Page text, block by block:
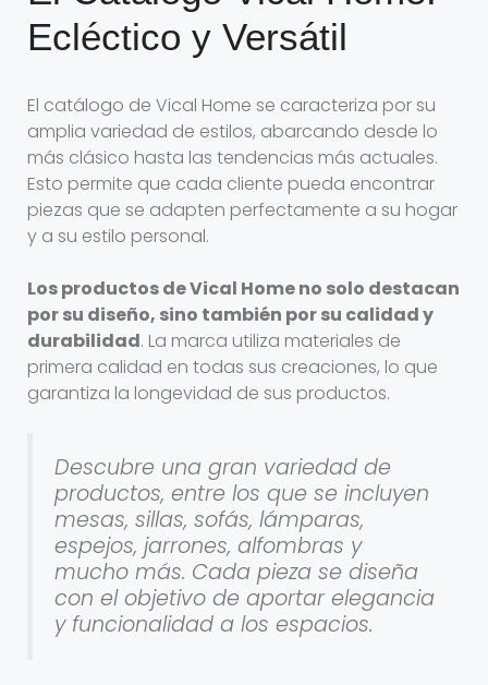
Ecléctico y Versátil
El catálogo de Vical Home se caracteriza por su
amplia variedad de estilos, abarcando desde lo
más clásico hasta las tendencias más actuales.
Esto permite que cada cliente pueda encontrar
piezas que se adapten perfectamente a su hogar
y a su estilo personal.
Los productos de Vical Home no solo destacan
por su diseño, sino también por su calidad y
durabilidad. La marca utiliza materiales de
primera calidad en todas sus creaciones, lo que
garantiza la longevidad de sus productos.
Descubre una gran variedad de
productos, entre los que se incluyen
mesas, sillas, sofás, lámparas,
espejos, jarrones, alfombras y
mucho más. Cada pieza se diseña
con el objetivo de aportar elegancia
y funcionalidad a los espacios.